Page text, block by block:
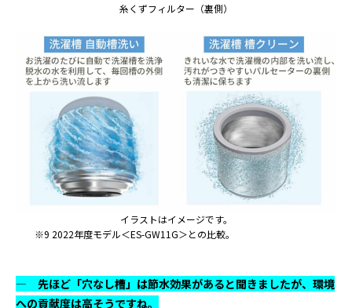
糸くずフィルター（裏側）
イラストはイメージです。
※9 2022年度モデル＜ES-GW11G＞との比較。
― 先ほど「穴なし槽」は節水効果があると聞きましたが、環境
への貢献度は高そうですね。